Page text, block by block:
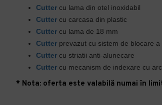
Cutter cu lama din otel inoxidabil
Cutter cu carcasa din plastic
Cutter cu lama de 18 mm
Cutter prevazut cu sistem de blocare a
Cutter cu striatii anti-alunecare
Cutter cu mecanism de indexare cu
* Nota: oferta este valabilă numai în